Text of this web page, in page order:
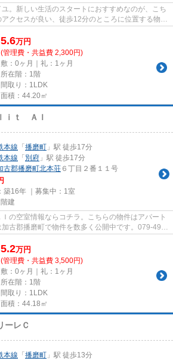
。新しい生活のスタートにおすすめなのが、こち
クセスが良い、徒歩12分のところに位置する物件
5.6万円
(管理費・共益費 2,300円)
敷：0ヶ月｜礼：1ヶ月
所在階：1階
間取り：1LDK
面積：44.20㎡
ｉｔ ＡＩ
本線 「 播磨町 」駅 徒歩17分
本線 「 別府 」駅 徒歩17分
古郡播磨町北本荘 ６丁目２番１１号
築16年 ｜募集中： 1室
建
の空室情報ならコチラ。こちらの物件はアパート
古郡播磨町で物件を数多く公開中です。079-497-
5.2万円
(管理費・共益費 3,500円)
敷：0ヶ月｜礼：1ヶ月
所在階：1階
間取り：1LDK
面積：44.18㎡
ーレＣ
本線 「 播磨町 」駅 徒歩13分